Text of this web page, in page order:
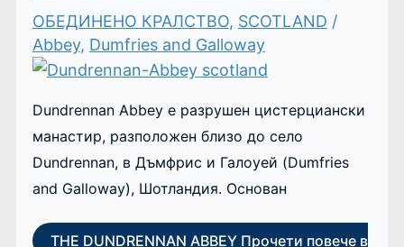
ОБЕДИНЕНО КРАЛСТВО, SCOTLAND /
Abbey, Dumfries and Galloway
Dundrennan Abbey е разрушен цистерциански
манастир, разположен близо до село
Dundrennan, в Дъмфрис и Галоуей (Dumfries
and Galloway), Шотландия. Основан
THE DUNDRENNAN ABBEYПрочети повече в